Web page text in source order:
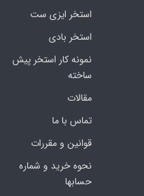
استخر ایزی ست
استخر بادی
نمونه کار استخر پیش
ساخته
مقالات
تماس با ما
قوانین و مقررات
نحوه خرید و شماره
حسابها